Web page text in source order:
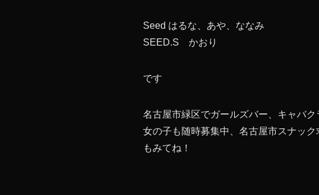
Seed はるな、あや、ななみ
SEED.S かおり
です
名古屋市緑区でガールズバー、キャバ
女の子も随時募集中、名古屋市スナッ
もみてね！